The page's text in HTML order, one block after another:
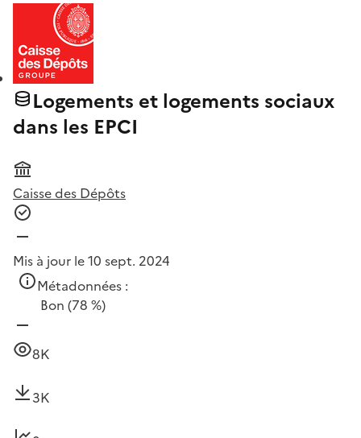
Logements et logements sociaux
dans les EPCI
Caisse des Dépôts
Mis à jour le 10 sept. 2024
Métadonnées :
Bon (78 %)
8K
3K